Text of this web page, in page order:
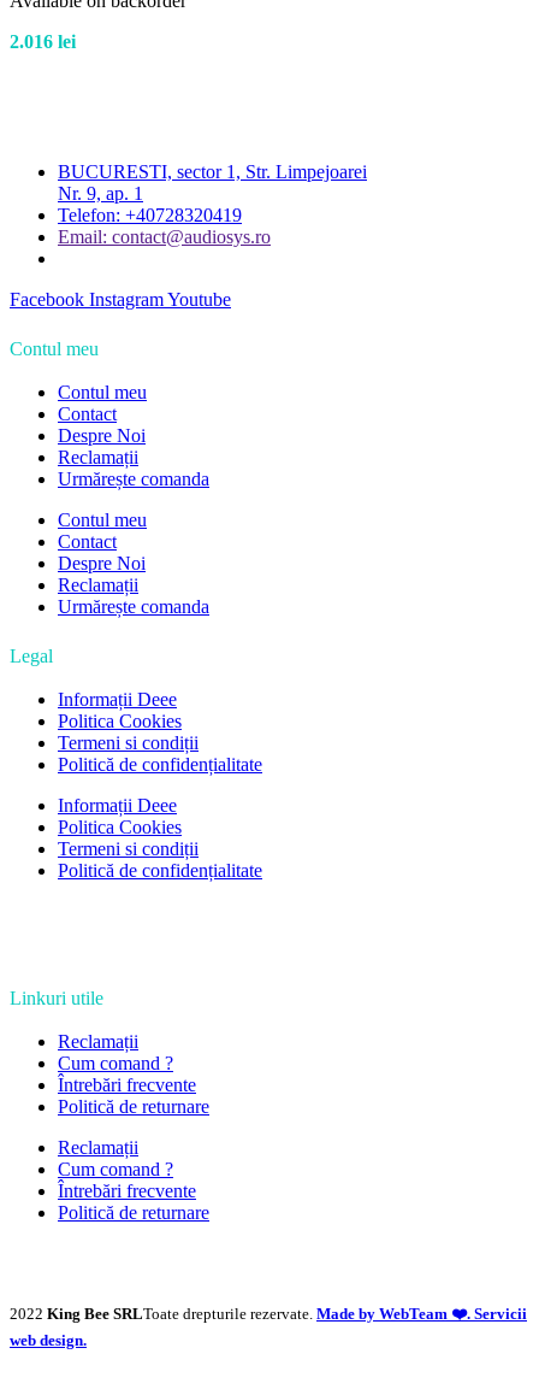
2.016 lei
BUCURESTI, sector 1, Str. Limpejoarei
Nr. 9, ap. 1
Telefon: +40728320419
Email: contact@audiosys.ro
Facebook InstagramYoutube
Contul meu
Contul meu
Contact
Despre Noi
Reclamații
Urmărește comanda
Contul meu
Contact
Despre Noi
Reclamații
Urmărește comanda
Legal
Informații Deee
Politica Cookies
Termeni si condiții
Politică de confidențialitate
Informații Deee
Politica Cookies
Termeni si condiții
Politică de confidențialitate
Linkuri utile
Reclamații
Cum comand ?
Întrebări frecvente
Politică de returnare
Reclamații
Cum comand ?
Întrebări frecvente
Politică de returnare
2022 King Bee SRLToate drepturile rezervate. Made by WebTeam ❤️. Servicii
web design.